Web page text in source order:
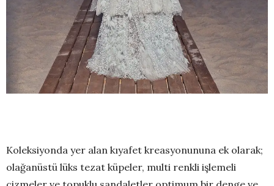
Koleksiyonda yer alan kıyafet kreasyonununa ek olarak;
olağanüstü lüks tezat küpeler, multi renkli işlemeli